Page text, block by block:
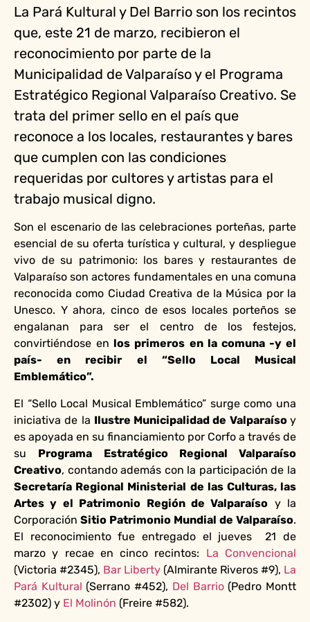
La Pará Kultural y Del Barrio son los recintos
que, este 21 de marzo, recibieron el
reconocimiento por parte de la
Municipalidad de Valparaíso y el Programa
Estratégico Regional Valparaíso Creativo. Se
trata del primer sello en el país que
reconoce a los locales, restaurantes y bares
que cumplen con las condiciones
requeridas por cultores y artistas para el
trabajo musical digno.
Son el escenario de las celebraciones porteñas, parte
esencial de su oferta turística y cultural, y despliegue
vivo de su patrimonio: los bares y restaurantes de
Valparaíso son actores fundamentales en una comuna
reconocida como Ciudad Creativa de la Música por la
Unesco. Y ahora, cinco de esos locales porteños se
engalanan para ser el centro de los festejos,
convirtiéndose en los primeros en la comuna -y el
país- en recibir el “Sello Local Musical
Emblemático”.
El “Sello Local Musical Emblemático” surge como una
iniciativa de la Ilustre Municipalidad de Valparaísoy
es apoyada en su financiamiento por Corfo a través de
su Programa Estratégico Regional Valparaíso
Creativo, contando además con la participación de la
Secretaría Regional Ministerial de las Culturas, las
Artes y el Patrimonio Región de Valparaíso y la
Corporación Sitio Patrimonio Mundial de Valparaíso.
El reconocimiento fue entregado el jueves 21 de
marzo y recae en cinco recintos: La Convencional
(Victoria #2345), Bar Liberty (Almirante Riveros #9), La
Pará Kultural (Serrano #452), Del Barrio(Pedro Montt
#2302) y El Molinón (Freire #582).